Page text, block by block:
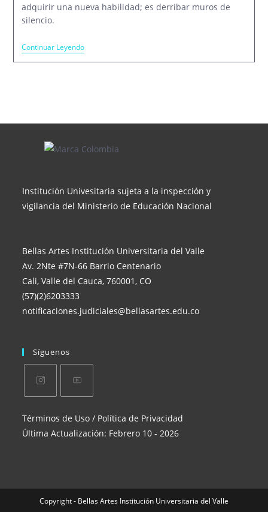
adquirir una nueva habilidad; es derribar muros de
silencio.
Continuar LeyendoAcercamiento
A
La
Institución Univesitaria sujeta a la inspección y
vigilancia del Ministerio de Educación Nacional
Bellas Artes Institución Universitaria del Valle
Av. 2Nte #7N-66 Barrio Centenario
Cali, Valle del Cauca, 760001, CO
(57)(2)6203333
notificaciones.judiciales@bellasartes.edu.co
Síguenos
abre
en
abre
en
Términos de Uso / Política de Privacidad
Última Actualización: Febrero 10 - 2026
Copyright - Bellas Artes Institución Universitaria del Valle